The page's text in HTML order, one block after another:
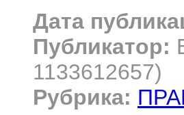
Дата
Публикатор:
1133612657)
Рубрика: